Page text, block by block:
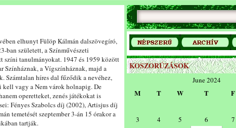
elhunyt Fülöp Kálmán dalszövegíró,
ban született, a Színművészeti
színi tanulmányokat. 1947 és 1959 között
Színháznak, a Vígszínháznak, majd a
Számtalan híres dal fűződik a nevéhez,
kell vagy a Nem várok holnapig. De
operetteket, zenés játékokat is
Fényes Szabolcs díj (2002), Artisjus díj
temetését szeptember 3-án 15 órakor a
tartják.
KOSZORÚZÁSOK
June 2024
M T W T F
3
4 5 6 7